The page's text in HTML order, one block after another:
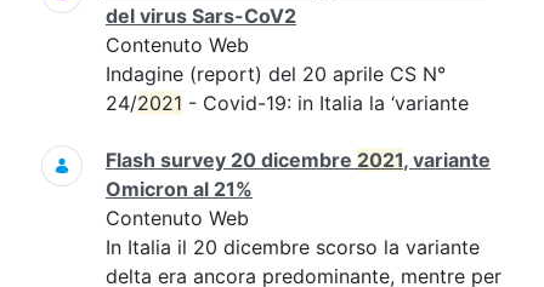
del virus Sars-CoV2
Contenuto Web
Indagine (report) del 20 aprile CS N°
24/2021 - Covid-19: in Italia la ‘variante
Flash survey 20 dicembre 2021, variante
Omicron al 21%
Contenuto Web
In Italia il 20 dicembre scorso la variante
delta era ancora predominante, mentre per